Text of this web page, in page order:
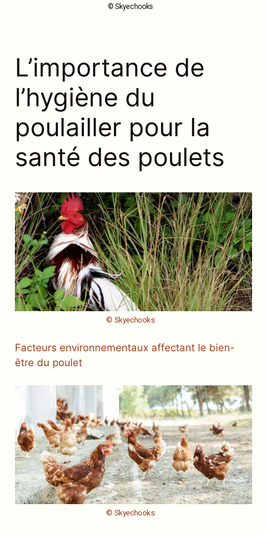
© Skyechooks
L’importance de
l’hygiène du
poulailler pour la
santé des poulets
© Skyechooks
Facteurs environnementaux affectant le bien-
être du poulet
© Skyechooks